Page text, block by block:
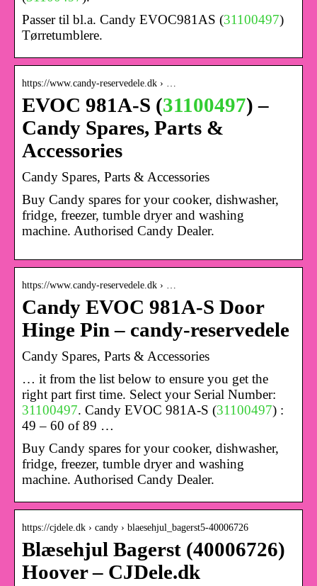
Passer til bl.a. Candy EVOC981AS (31100497)
Tørretumblere.
https://www.candy-reservedele.dk › …
EVOC 981A-S (31100497) –
Candy Spares, Parts &
Accessories
Candy Spares, Parts & Accessories
Buy Candy spares for your cooker, dishwasher,
fridge, freezer, tumble dryer and washing
machine. Authorised Candy Dealer.
https://www.candy-reservedele.dk › …
Candy EVOC 981A-S Door
Hinge Pin – candy-reservedele
Candy Spares, Parts & Accessories
… it from the list below to ensure you get the
right part first time. Select your Serial Number:
31100497. Candy EVOC 981A-S (31100497) :
49 – 60 of 89 …
Buy Candy spares for your cooker, dishwasher,
fridge, freezer, tumble dryer and washing
machine. Authorised Candy Dealer.
https://cjdele.dk › candy › blaesehjul_bagerst5-40006726
Blæsehjul Bagerst (40006726)
Hoover – CJDele.dk